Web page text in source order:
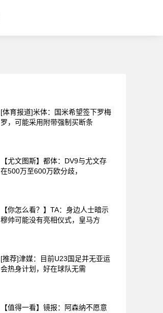
[体育报道]米体：国米希望签下罗梅
罗，可能采用附带强制买断条
【尤文图斯】都体：DV9与尤文存
在500万至600万欧分歧，
【你怎么看？】TA：身边人士暗示
穆帅可能没有亮相仪式，皇马方
[推荐]津媒：目前U23国足并无亚运
会热身计划，好在球队无需
【值得一看】镜报：阿森纳不愿意